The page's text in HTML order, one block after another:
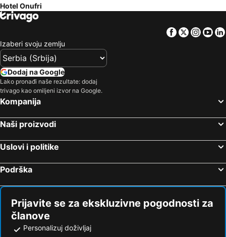
Hotel Onufri
Facebook
Twitter
Izaberi svoju zemlju
Dodaj na Google
Lako pronađi naše rezultate: dodaj
trivago kao omiljeni izvor na Google.
Kompanija
Naši proizvodi
Uslovi i politike
Podrška
Prijavite se za ekskluzivne pogodnosti za
članove
Personalizuj doživljaj